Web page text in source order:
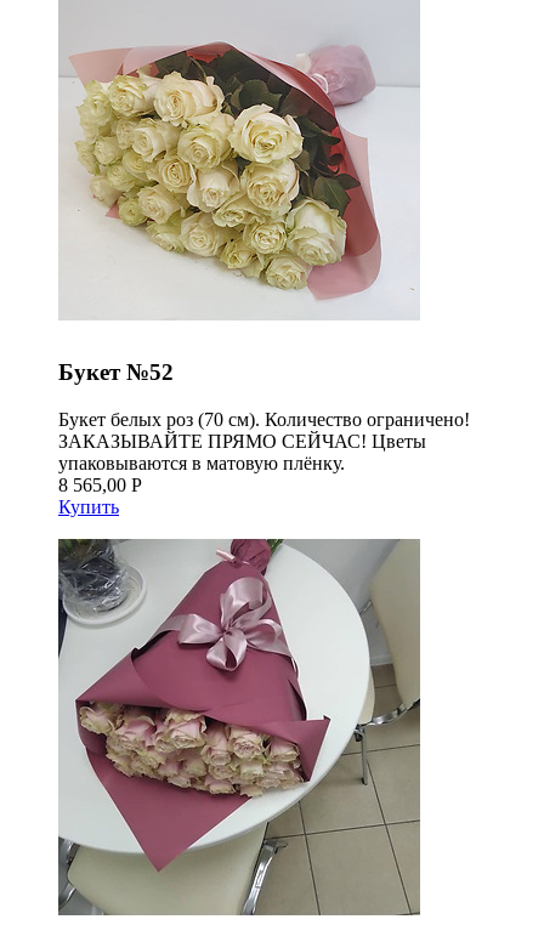
Букет №52
Букет белых роз (70 см). Количество ограничено!
ЗАКАЗЫВАЙТЕ ПРЯМО СЕЙЧАС! Цветы
упаковываются в матовую плёнку.
8 565,00 Р
Купить